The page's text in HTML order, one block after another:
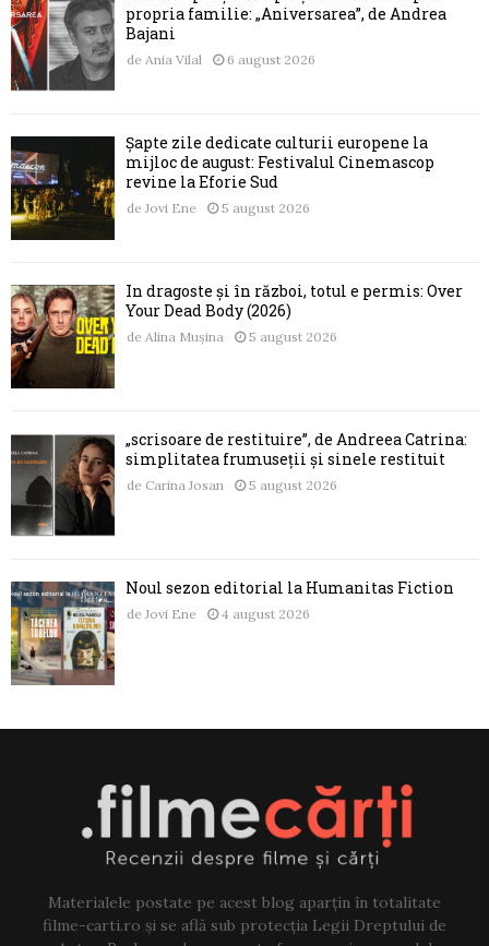
propria familie: „Aniversarea”, de Andrea
Bajani
de Ania Vilal 6 august 2026
Șapte zile dedicate culturii europene la
mijloc de august: Festivalul Cinemascop
revine la Eforie Sud
de Jovi Ene 5 august 2026
În dragoste și în război, totul e permis: Over
Your Dead Body (2026)
de Alina Mușina 5 august 2026
„scrisoare de restituire”, de Andreea Catrina:
simplitatea frumuseții și sinele restituit
de Carina Josan 5 august 2026
Noul sezon editorial la Humanitas Fiction
de Jovi Ene 4 august 2026
Materialele postate pe acest blog aparțin în totalitate
filme-carti.ro și se află sub protecția Legii Dreptului de